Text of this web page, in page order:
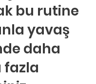
bu rutine
yavaş
daha
fazla